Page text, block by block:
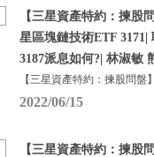
【三星資產特約：揀股
星區塊鏈技術ETF
3187派息如何?| 林淑敏
【三星資產特約：揀股問盤
2022/06/15
【三星資產特約：揀股